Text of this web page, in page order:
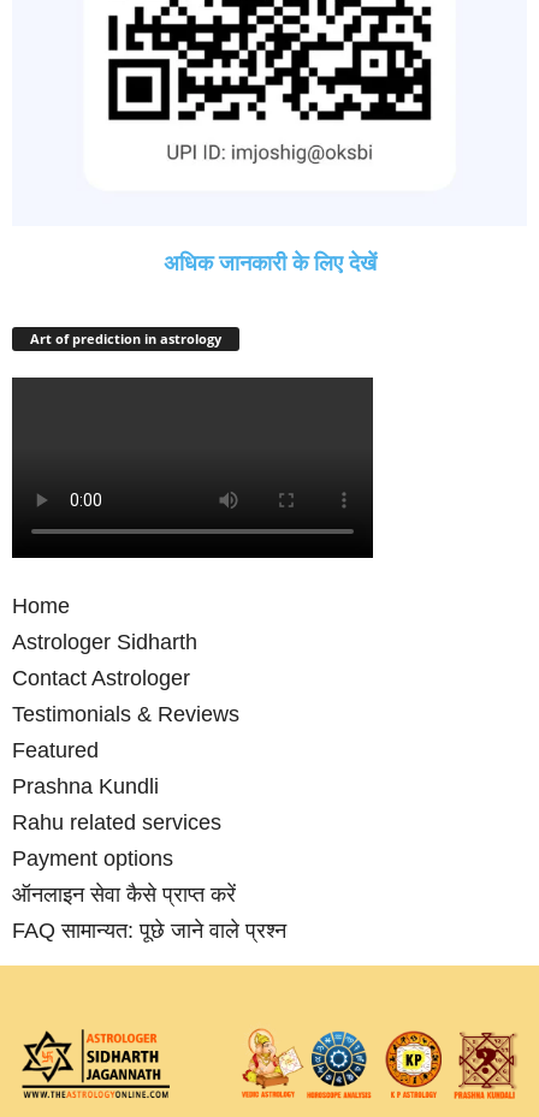
अधिक जानकारी के लिए देखें
Art of prediction in astrology
Home
Astrologer Sidharth
Contact Astrologer
Testimonials & Reviews
Featured
Prashna Kundli
Rahu related services
Payment options
ऑनलाइन सेवा कैसे प्राप्‍त करें
FAQ सामान्‍यत: पूछे जाने वाले प्रश्‍न